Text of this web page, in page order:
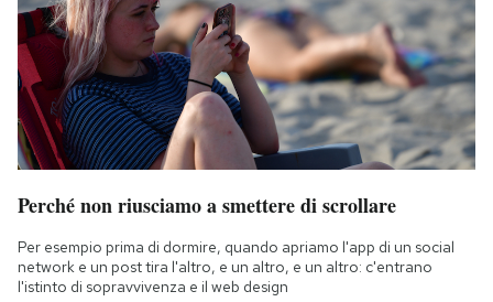
Perché non riusciamo a smettere di scrollare
Per esempio prima di dormire, quando apriamo l'app di un social
network e un post tira l'altro, e un altro, e un altro: c'entrano
l'istinto di sopravvivenza e il web design